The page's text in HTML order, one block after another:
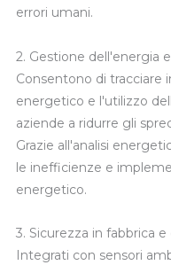
errori umani.
2. Gestione dell'energia
Consentono di
energetico e l'utilizzo
aziende a ridurre gli
Grazie all'analisi
le inefficienze e
energetico.
3. Sicurezza in fabbrica
Integrati con sensori